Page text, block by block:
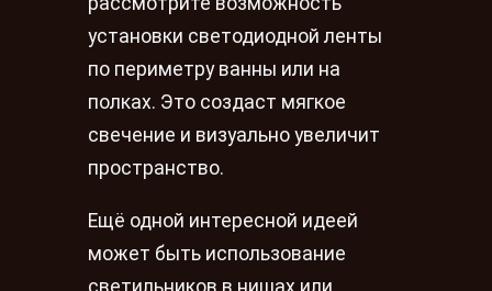
установки светодиодной ленты
по периметру ванны или на
полках. Это создаст мягкое
свечение и визуально увеличит
пространство.
Ещё одной интересной идеей
может быть использование
светильников в нишах или